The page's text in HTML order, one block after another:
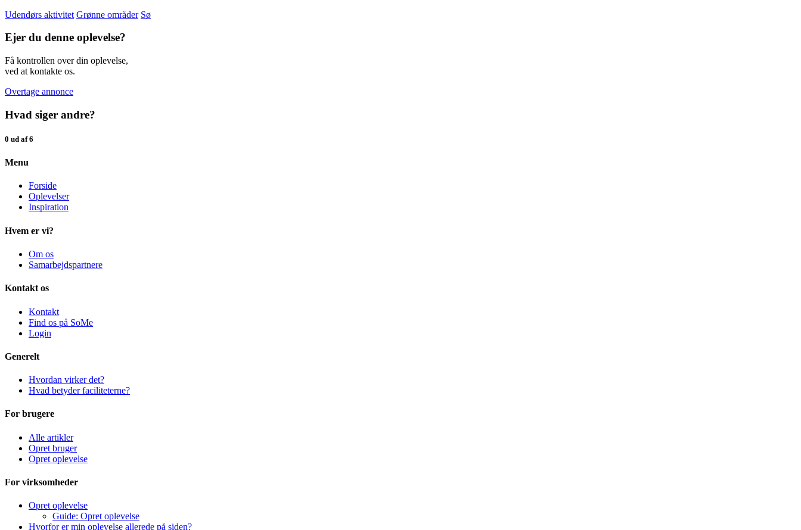
Udendørs aktivitet Grønne områder Sø
Ejer du denne oplevelse?
Få kontrollen over din oplevelse,
ved at kontakte os.
Overtage annonce
Hvad siger andre?
0 ud af 6
Menu
Forside
Oplevelser
Inspiration
Hvem er vi?
Om os
Samarbejdspartnere
Kontakt os
Kontakt
Find os på SoMe
Login
Generelt
Hvordan virker det?
Hvad betyder faciliteterne?
For brugere
Alle artikler
Opret bruger
Opret oplevelse
For virksomheder
Opret oplevelse
Guide: Opret oplevelse
Hvorfor er min oplevelse allerede på siden?